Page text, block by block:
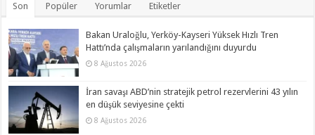
Son Popüler Yorumlar Etiketler
Bakan Uraloğlu, Yerköy-Kayseri Yüksek Hızlı Tren
Hattı’nda çalışmaların yarılandığını duyurdu
8 Ağustos 2026
İran savaşı ABD’nin stratejik petrol rezervlerini 43 yılın
en düşük seviyesine çekti
8 Ağustos 2026